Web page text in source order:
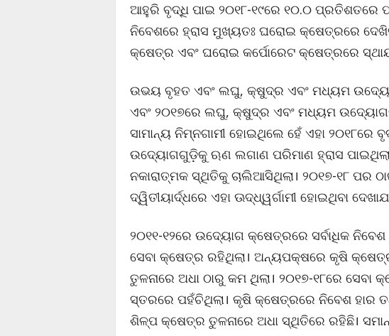
ଆହୁରି ବୃଦ୍ଧି ପାଇ ୨୦୧୮-୧୯ରେ ୧୦.୦ ପ୍ରତିଶତରେ
ନିବେଶରେ ହ୍ରାସ ମୁଖ୍ୟତଃ ଘରୋଇ କ୍ଷେତ୍ରରେ
କ୍ଷେତ୍ର ଏବଂ ଘରୋଇ କର୍ପୋରେଟ କ୍ଷେତ୍ରରେ
ଉଭୟ ବୃହତ ଏବଂ ଲଘୁ, କ୍ଷୁଦ୍ର ଏବଂ ମଧ୍ୟମ
ଏବଂ ୨୦୧୭ରେ ଲଘୁ, କ୍ଷୁଦ୍ର ଏବଂ ମଧ୍ୟମ
ସାମାନ୍ୟ ନିମ୍ନଗାମୀ ହୋଇଥିଲେ ହେଁ ଏହା ୨୦୧୮ରେ
ଉଦ୍ୟୋଗଗୁଡ଼ିକୁ ଋଣ ଲଗାଣ ପରିମାଣ ହ୍ରାସ
ନକାରାତ୍ମକ ସ୍ଥିତିକୁ ଚାଲିଆସିଥିଲା। ୨୦୧୭-୧୮ ପର
ଦ୍ୱିତୀୟାର୍ଦ୍ଧରେ ଏହା ଊଦ୍ଧ୍ୱର୍ଗାମୀ ହୋଇଥିବା
୨୦୧୧-୧୨ରେ ଉଦ୍ୟୋଗ କ୍ଷେତ୍ରରେ ସର୍ବାଧିକ ନିବେଶ
ସେବା କ୍ଷେତ୍ର ରହିଥିଲା। ଅନ୍ୟପକ୍ଷରେ କୃଷି
ତୁଳନାରେ ଅଧା ଠାରୁ କମ ଥିଲା। ୨୦୧୭-୧୮ରେ ସେବା
ସ୍ତରରେ ପହଁଚିଥିଲା। କୃଷି କ୍ଷେତ୍ରରେ ନିବେଶ ହାର
ଶିଳ୍ପ କ୍ଷେତ୍ର ତୁଳନାରେ ଅଧା ସ୍ଥିତିରେ ରହିଛି।